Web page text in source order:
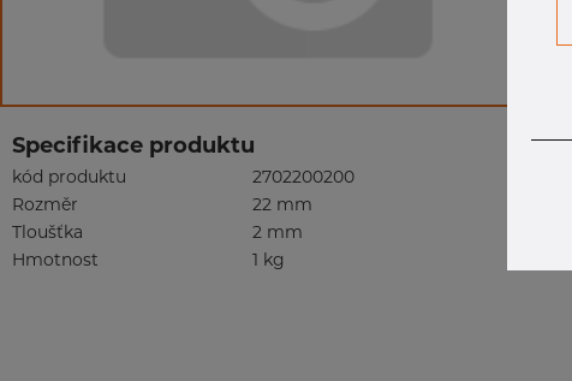
Specifikace produktu
kód produktu
2702200200
Rozměr
22 mm
Tloušťka
2 mm
Hmotnost
1 kg